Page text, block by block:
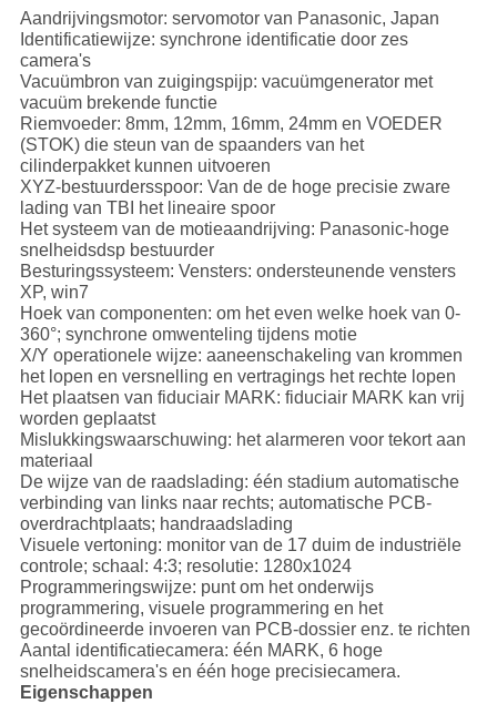
Aandrijvingsmotor: servomotor van Panasonic, Japan
Identificatiewijze: synchrone identificatie door zes
camera's
Vacuümbron van zuigingspijp: vacuümgenerator met
vacuüm brekende functie
Riemvoeder: 8mm, 12mm, 16mm, 24mm en VOEDER
(STOK) die steun van de spaanders van het
cilinderpakket kunnen uitvoeren
XYZ-bestuurdersspoor: Van de de hoge precisie zware
lading van TBI het lineaire spoor
Het systeem van de motieaandrijving: Panasonic-hoge
snelheidsdsp bestuurder
Besturingssysteem: Vensters: ondersteunende vensters
XP, win7
Hoek van componenten: om het even welke hoek van 0-
360°; synchrone omwenteling tijdens motie
X/Y operationele wijze: aaneenschakeling van krommen
het lopen en versnelling en vertragings het rechte lopen
Het plaatsen van fiduciair MARK: fiduciair MARK kan vrij
worden geplaatst
Mislukkingswaarschuwing: het alarmeren voor tekort aan
materiaal
De wijze van de raadslading: één stadium automatische
verbinding van links naar rechts; automatische PCB-
overdrachtplaats; handraadslading
Visuele vertoning: monitor van de 17 duim de industriële
controle; schaal: 4:3; resolutie: 1280x1024
Programmeringswijze: punt om het onderwijs
programmering, visuele programmering en het
gecoördineerde invoeren van PCB-dossier enz. te richten
Aantal identificatiecamera: één MARK, 6 hoge
snelheidscamera's en één hoge precisiecamera.
Eigenschappen